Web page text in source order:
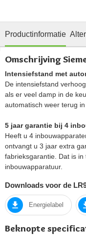
Productinformatie
Omschrijving
Intensiefstand met
De intensiefstand
als er veel damp in de
automatisch weer terug
5 jaar garantie bij 4
Heeft u 4
ontvangt u 3 jaar extra
fabrieksgarantie. Dat is
inbouwapparatuur.
Downloads voor de
Energielabel
Beknopte